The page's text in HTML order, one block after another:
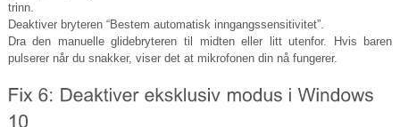
trinn.
Deaktiver bryteren “Bestem automatisk inngangssensitivitet”.
Dra den manuelle glidebryteren til midten eller litt utenfor. Hvis baren
pulserer når du snakker, viser det at mikrofonen din nå fungerer.